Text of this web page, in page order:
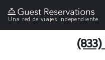
Una red de viajes independiente
(833)